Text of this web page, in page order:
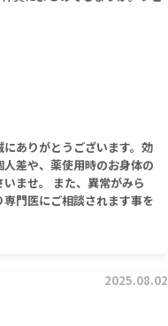
ありがとうございます。効
差や、薬使用時のお身体の
ませ。 また、異常がみら
門医にご相談されます事を
2025.08.02